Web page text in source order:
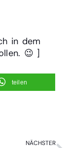
in dem
😉 ]
teilen
NÄCHSTER